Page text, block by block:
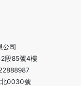
公司
段85號4樓
0030號